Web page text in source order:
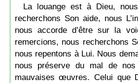
La louange est à Dieu,
recherchons Son aide, nous
nous accorde d’être sur la
remercions, nous recherchons
nous repentons à Lui. Nous
nous préserve du mal de
mauvaises œuvres. Celui que